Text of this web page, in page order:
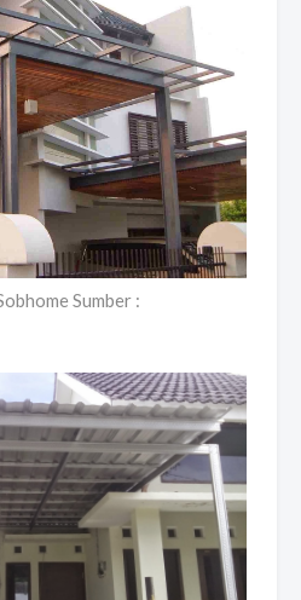
Sumber :